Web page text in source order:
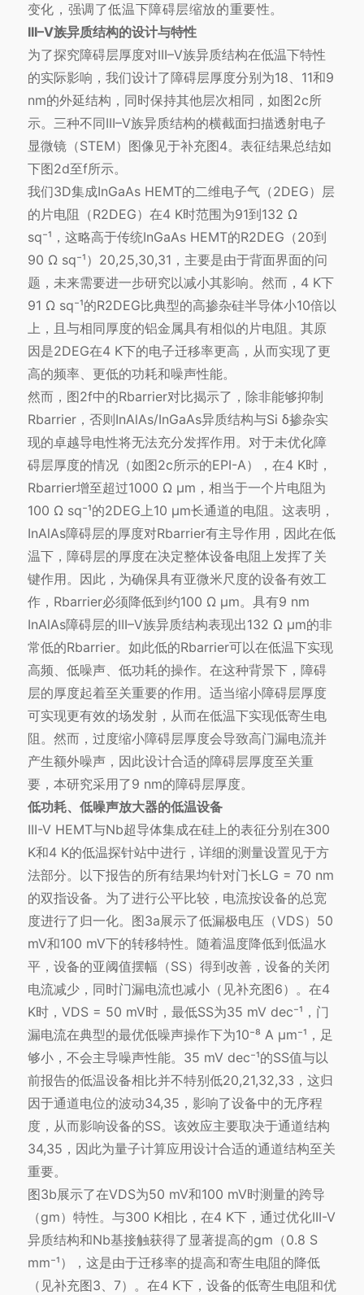
变化，强调了低温下障碍层缩放的重要性。
III–V族异质结构的设计与特性
为了探究障碍层厚度对III–V族异质结构在低温下特性
的实际影响，我们设计了障碍层厚度分别为18、11和9
nm的外延结构，同时保持其他层次相同，如图2c所
示。三种不同III–V族异质结构的横截面扫描透射电子
显微镜（STEM）图像见于补充图4。表征结果总结如
下图2d至f所示。
我们3D集成InGaAs HEMT的二维电子气（2DEG）层
的片电阻（R2DEG）在4 K时范围为91到132 Ω
sq⁻¹，这略高于传统InGaAs HEMT的R2DEG（20到
90 Ω sq⁻¹）20,25,30,31，主要是由于背面界面的问
题，未来需要进一步研究以减小其影响。然而，4 K下
91 Ω sq⁻¹的R2DEG比典型的高掺杂硅半导体小10倍以
上，且与相同厚度的铝金属具有相似的片电阻。其原
因是2DEG在4 K下的电子迁移率更高，从而实现了更
高的频率、更低的功耗和噪声性能。
然而，图2f中的Rbarrier对比揭示了，除非能够抑制
Rbarrier，否则InAlAs/InGaAs异质结构与Si δ掺杂实
现的卓越导电性将无法充分发挥作用。对于未优化障
碍层厚度的情况（如图2c所示的EPI-A），在4 K时，
Rbarrier增至超过1000 Ω μm，相当于一个片电阻为
100 Ω sq⁻¹的2DEG上10 μm长通道的电阻。这表明，
InAlAs障碍层的厚度对Rbarrier有主导作用，因此在低
温下，障碍层的厚度在决定整体设备电阻上发挥了关
键作用。因此，为确保具有亚微米尺度的设备有效工
作，Rbarrier必须降低到约100 Ω μm。具有9 nm
InAlAs障碍层的III–V族异质结构表现出132 Ω μm的非
常低的Rbarrier。如此低的Rbarrier可以在低温下实现
高频、低噪声、低功耗的操作。在这种背景下，障碍
层的厚度起着至关重要的作用。适当缩小障碍层厚度
可实现更有效的场发射，从而在低温下实现低寄生电
阻。然而，过度缩小障碍层厚度会导致高门漏电流并
产生额外噪声，因此设计合适的障碍层厚度至关重
要，本研究采用了9 nm的障碍层厚度。
低功耗、低噪声放大器的低温设备
III-V HEMT与Nb超导体集成在硅上的表征分别在300
K和4 K的低温探针站中进行，详细的测量设置见于方
法部分。以下报告的所有结果均针对门长LG = 70 nm
的双指设备。为了进行公平比较，电流按设备的总宽
度进行了归一化。图3a展示了低漏极电压（VDS）50
mV和100 mV下的转移特性。随着温度降低到低温水
平，设备的亚阈值摆幅（SS）得到改善，设备的关闭
电流减少，同时门漏电流也减小（见补充图6）。在4
K时，VDS = 50 mV时，最低SS为35 mV dec⁻¹，门
漏电流在典型的最优低噪声操作下为10⁻⁸ A μm⁻¹，足
够小，不会主导噪声性能。35 mV dec⁻¹的SS值与以
前报告的低温设备相比并不特别低20,21,32,33，这归
因于通道电位的波动34,35，影响了设备中的无序程
度，从而影响设备的SS。该效应主要取决于通道结构
34,35，因此为量子计算应用设计合适的通道结构至关
重要。
图3b展示了在VDS为50 mV和100 mV时测量的跨导
（gm）特性。与300 K相比，在4 K下，通过优化III-V
异质结构和Nb基接触获得了显著提高的gm（0.8 S
mm⁻¹），这是由于迁移率的提高和寄生电阻的降低
（见补充图3、7）。在4 K下，设备的低寄生电阻和优